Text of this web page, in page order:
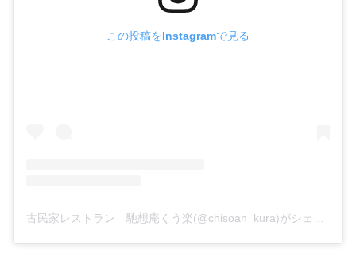
この投稿をInstagramで見る
古民家レストラン 馳想庵くう楽(@chisoan_kura)がシェアした投稿